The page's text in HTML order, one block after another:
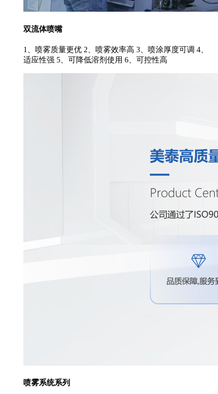
双流体喷嘴
1、喷雾质量更优 2、喷雾效率高 3、喷涂厚度可调 4、
适应性强 5、可降低溶剂使用 6、可控性高
喷雾系统系列